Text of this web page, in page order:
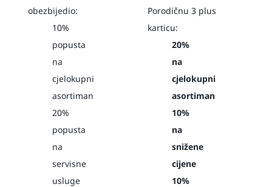
obezbijedio:
10%
popusta
na
cjelokupni
asortiman
20%
popusta
na
servisne
usluge
Porodičnu 3 plus
karticu:
20%
na
cjelokupni
asortiman
10%
na
snižene
cijene
10%